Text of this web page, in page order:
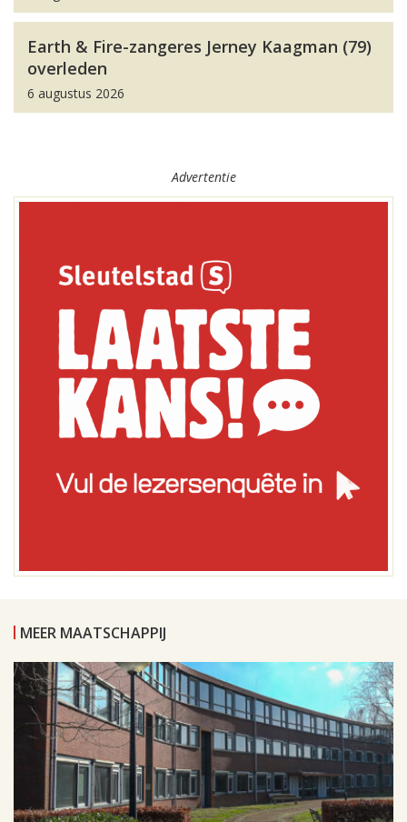
Earth & Fire-zangeres Jerney Kaagman (79)
overleden
6 augustus 2026
Advertentie
MEER MAATSCHAPPIJ